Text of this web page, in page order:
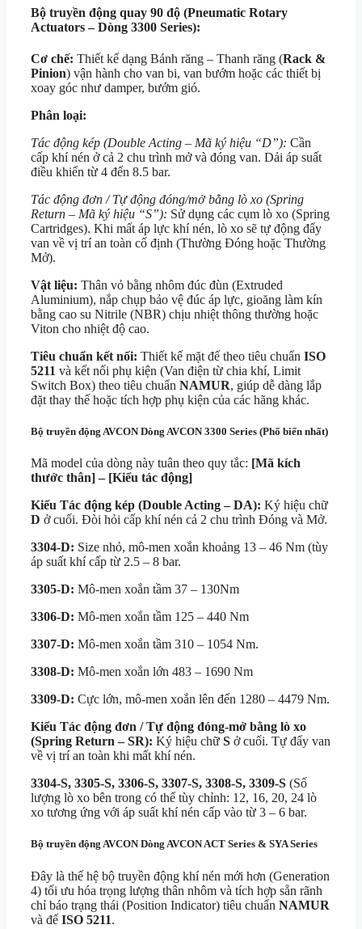
Bộ truyền động quay 90 độ (Pneumatic Rotary
Actuators – Dòng 3300 Series):
Cơ chế: Thiết kế dạng Bánh răng – Thanh răng (Rack &
Pinion) vận hành cho van bi, van bướm hoặc các thiết bị
xoay góc như damper, bướm gió.
Phân loại:
Tác động kép (Double Acting – Mã ký hiệu “D”): Cần
cấp khí nén ở cả 2 chu trình mở và đóng van. Dải áp suất
điều khiển từ 4 đến 8.5 bar.
Tác động đơn / Tự động đóng/mở bằng lò xo (Spring
Return – Mã ký hiệu “S”): Sử dụng các cụm lò xo (Spring
Cartridges). Khi mất áp lực khí nén, lò xo sẽ tự động đẩy
van về vị trí an toàn cố định (Thường Đóng hoặc Thường
Mở).
Vật liệu: Thân vỏ bằng nhôm đúc đùn (Extruded
Aluminium), nắp chụp bảo vệ đúc áp lực, gioăng làm kín
bằng cao su Nitrile (NBR) chịu nhiệt thông thường hoặc
Viton cho nhiệt độ cao.
Tiêu chuẩn kết nối: Thiết kế mặt đế theo tiêu chuẩn ISO
5211 và kết nối phụ kiện (Van điện từ chia khí, Limit
Switch Box) theo tiêu chuẩn NAMUR, giúp dễ dàng lắp
đặt thay thế hoặc tích hợp phụ kiện của các hãng khác.
Bộ truyền động AVCON Dòng AVCON 3300 Series (Phổ biến nhất)
Mã model của dòng này tuân theo quy tắc: [Mã kích
thước thân] – [Kiểu tác động]
Kiểu Tác động kép (Double Acting – DA): Ký hiệu chữ
D ở cuối. Đòi hỏi cấp khí nén cả 2 chu trình Đóng và Mở.
3304-D: Size nhỏ, mô-men xoắn khoảng 13 – 46 Nm (tùy
áp suất khí cấp từ 2.5 – 8 bar.
3305-D: Mô-men xoắn tầm 37 – 130Nm
3306-D: Mô-men xoắn tầm 125 – 440 Nm
3307-D: Mô-men xoắn tầm 310 – 1054 Nm.
3308-D: Mô-men xoắn lớn 483 – 1690 Nm
3309-D: Cực lớn, mô-men xoắn lên đến 1280 – 4479 Nm.
Kiểu Tác động đơn / Tự động đóng-mở bằng lò xo
(Spring Return – SR): Ký hiệu chữ S ở cuối. Tự đẩy van
về vị trí an toàn khi mất khí nén.
3304-S, 3305-S, 3306-S, 3307-S, 3308-S, 3309-S (Số
lượng lò xo bên trong có thể tùy chỉnh: 12, 16, 20, 24 lò
xo tương ứng với áp suất khí nén cấp vào từ 3 – 6 bar.
Bộ truyền động AVCON Dòng AVCON ACT Series & SYA Series
Đây là thế hệ bộ truyền động khí nén mới hơn (Generation
4) tối ưu hóa trọng lượng thân nhôm và tích hợp sẵn rãnh
chỉ báo trạng thái (Position Indicator) tiêu chuẩn NAMUR
và đế ISO 5211.